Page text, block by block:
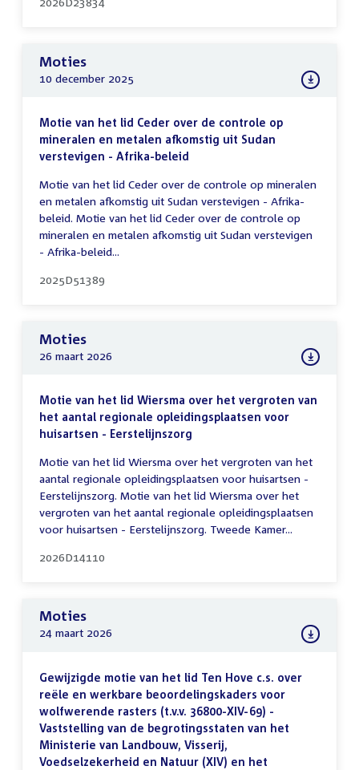
Moties
10 december 2025
Motie van het lid Ceder over de controle op
mineralen en metalen afkomstig uit Sudan
verstevigen - Afrika-beleid
Motie van het lid Ceder over de controle op mineralen
en metalen afkomstig uit Sudan verstevigen - Afrika-
beleid. Motie van het lid Ceder over de controle op
mineralen en metalen afkomstig uit Sudan verstevigen
- Afrika-beleid...
2025D51389
Moties
26 maart 2026
Motie van het lid Wiersma over het vergroten van
het aantal regionale opleidingsplaatsen voor
huisartsen - Eerstelijnszorg
Motie van het lid Wiersma over het vergroten van het
aantal regionale opleidingsplaatsen voor huisartsen -
Eerstelijnszorg. Motie van het lid Wiersma over het
vergroten van het aantal regionale opleidingsplaatsen
voor huisartsen - Eerstelijnszorg. Tweede Kamer...
2026D14110
Moties
24 maart 2026
Gewijzigde motie van het lid Ten Hove c.s. over
reële en werkbare beoordelingskaders voor
wolfwerende rasters (t.v.v. 36800-XIV-69) -
Vaststelling van de begrotingsstaten van het
Ministerie van Landbouw, Visserij,
Voedselzekerheid en Natuur (XIV) en het